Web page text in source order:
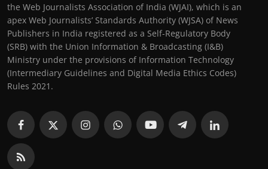
the Web Journalists Association of India (WJAI), which is an
apex Web Journalists’ Standards Authority (WJSA) of News
Publishers in India registered as a Self-Regulatory Body
(SRB) with the Union Information & Broadcasting (I&B)
Ministry under the provisions of Information Technology
(Intermediary Guidelines and Digital Media Ethics Codes)
Rules 2021.